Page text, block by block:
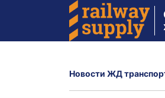
Новости ЖД